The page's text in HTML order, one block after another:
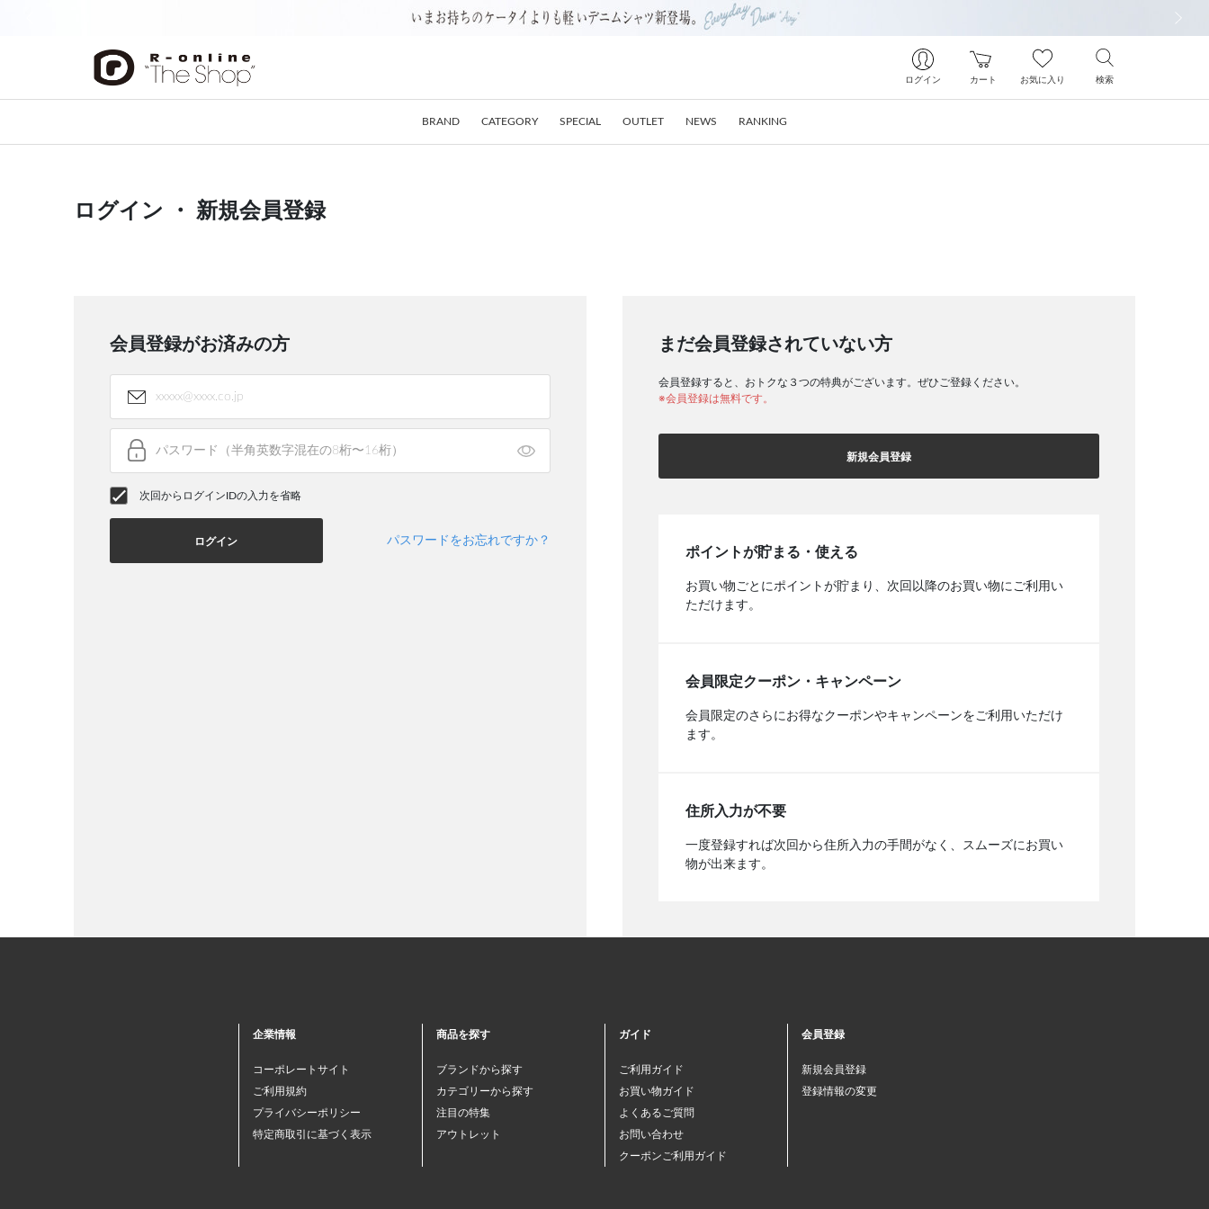
ログイン カート お気に入り 検索
BRAND CATEGORY SPECIAL OUTLET NEWS RANKING
ログイン ・ 新規会員登録
会員登録がお済みの方
次回からログインIDの入力を省略
ログイン パスワードをお忘れですか？
まだ会員登録されていない方
会員登録すると、おトクな３つの特典がございます。ぜひご登録ください。
※会員登録は無料です。
新規会員登録
ポイントが貯まる・使える
お買い物ごとにポイントが貯まり、次回以降のお買い物にご利用い
ただけます。
会員限定クーポン・キャンペーン
会員限定のさらにお得なクーポンやキャンペーンをご利用いただけ
ます。
住所入力が不要
一度登録すれば次回から住所入力の手間がなく、スムーズにお買い
物が出来ます。
企業情報
コーポレートサイト
ご利用規約
プライバシーポリシー
特定商取引に基づく表示
商品を探す
ブランドから探す
カテゴリーから探す
注目の特集
アウトレット
ガイド
ご利用ガイド
お買い物ガイド
よくあるご質問
お問い合わせ
クーポンご利用ガイド
会員登録
新規会員登録
登録情報の変更